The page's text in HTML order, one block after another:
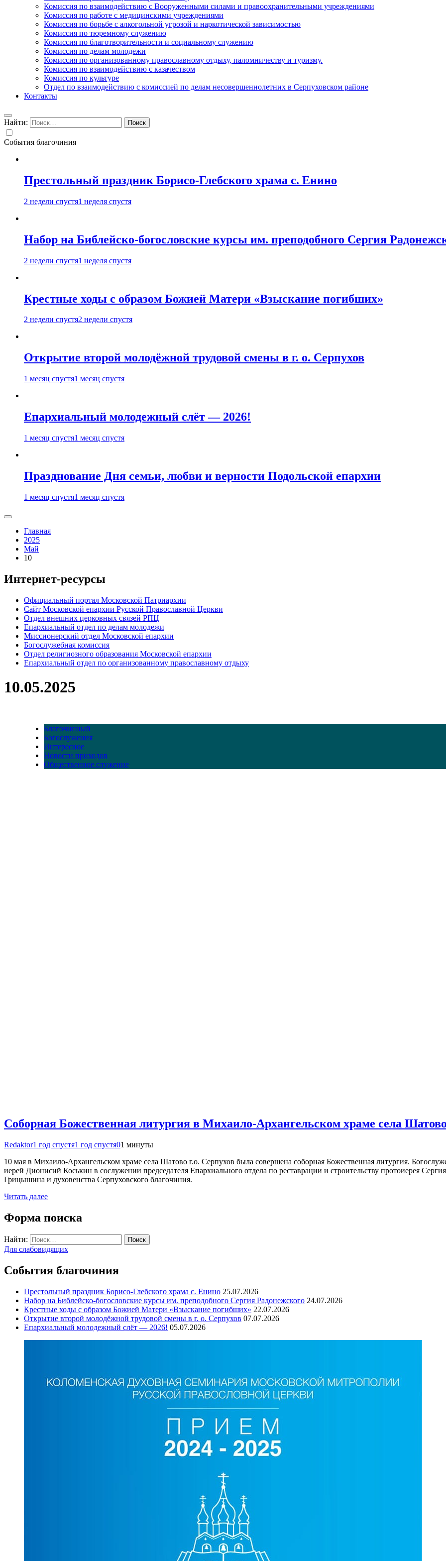
Комиссия по взаимодействию с Вооруженными силами и правоохранительными учреждениями
Комиссия по работе с медицинскими учреждениями
Комиссия по борьбе с алкогольной угрозой и наркотической зависимостью
Комиссия по тюремному служению
Комиссия по благотворительности и социальному служению
Комиссия по делам молодежи
Комиссия по организованному православному отдыху, паломничеству и туризму.
Комиссия по взаимодействию с казачеством
Комиссия по культуре
Отдел по взаимодействию с комиссией по делам несовершеннолетних в Серпуховском районе
Контакты
Найти:
События благочиния
Престольный праздник Борисо-Глебского храма с. Енино
2 недели спустя1 неделя спустя
Набор на Библейско-богословские курсы им. преподобного Сергия
2 недели спустя1 неделя спустя
Крестные ходы с образом Божией Матери «Взыскание погибших»
2 недели спустя2 недели спустя
Открытие второй молодёжной трудовой смены в г. о. Серпухов
1 месяц спустя1 месяц спустя
Епархиальный молодежный слёт — 2026!
1 месяц спустя1 месяц спустя
Празднование Дня семьи, любви и верности Подольской епархии
1 месяц спустя1 месяц спустя
Главная
2025
Май
10
Интернет-ресурсы
Официальный портал Московской Патриархии
Сайт Московской епархии Русской Православной Церкви
Отдел внешних церковных связей РПЦ
Епархиальный отдел по делам молодежи
Миссионерский отдел Московской епархии
Богослужебная комиссия
Отдел религиозного образования Московской епархии
Епархиальный отдел по организованному православному отдыху
10.05.2025
Благочинный
Богослужения
Интересное
Новости приходов
Общественное служение
Соборная Божественная литургия в Михаило-Архангельском храме села
Redaktor1 год спустя1 год спустя01 минуты
10 мая в Михаило-Архангельском храме села Шатово г.о. Серпухов была совершена соборная Божественная литургия.
иерей Дионисий Коськин в сослужении председателя Епархиального отдела по реставрации и строительству протоиерея
Грицышина и духовенства Серпуховского благочиния.
Читать далее
Форма поиска
Найти:
Для слабовидящих
События благочиния
Престольный праздник Борисо-Глебского храма с. Енино 25.07.2026
Набор на Библейско-богословские курсы им. преподобного Сергия Радонежского 24.07.2026
Крестные ходы с образом Божией Матери «Взыскание погибших» 22.07.2026
Открытие второй молодёжной трудовой смены в г. о. Серпухов 07.07.2026
Епархиальный молодежный слёт — 2026! 05.07.2026